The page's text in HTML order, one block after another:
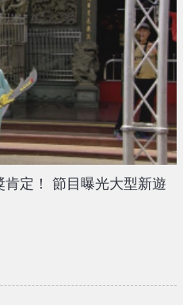
肯定！ 節目曝光大型新遊